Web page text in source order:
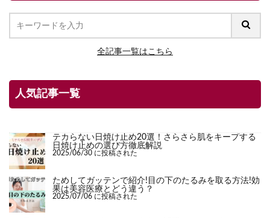
全記事一覧はこちら
人気記事一覧
テカらない日焼け止め20選！さらさら肌をキープする
日焼け止めの選び方徹底解説
2025/06/30 に投稿された
ためしてガッテンで紹介!目の下のたるみを取る方法!効
果は美容医療とどう違う？
2025/07/06 に投稿された